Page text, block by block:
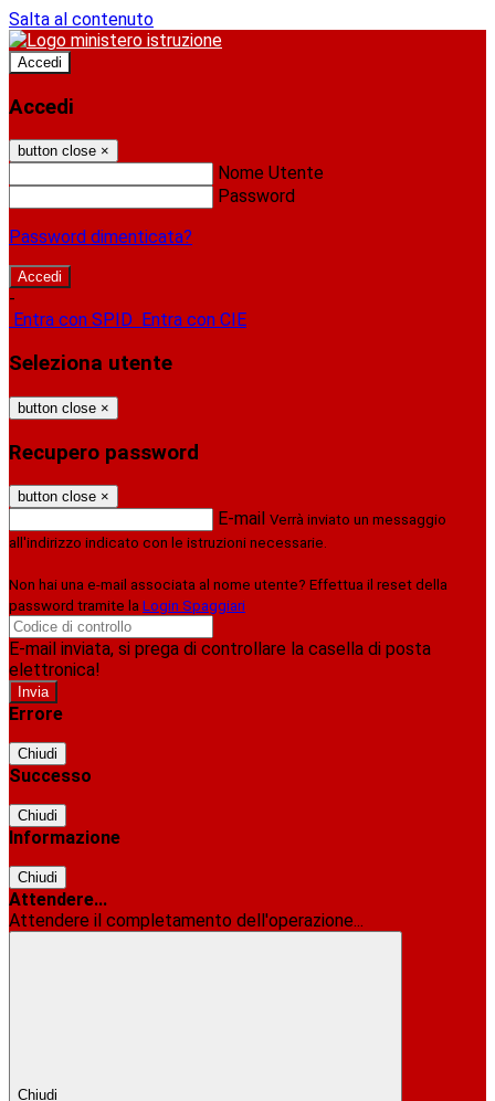
Salta al contenuto
Accedi
Accedi
button close ×
Nome Utente
Password
Password dimenticata?
-
Entra con SPID Entra con CIE
Seleziona utente
button close ×
Recupero password
button close ×
E-mail Verrà inviato un messaggio
all'indirizzo indicato con le istruzioni necessarie.
Non hai una e-mail associata al nome utente? Effettua il reset della
password tramite la Login Spaggiari
E-mail inviata, si prega di controllare la casella di posta
elettronica!
Errore
Chiudi
Successo
Chiudi
Informazione
Chiudi
Attendere...
Attendere il completamento dell'operazione...
Chiudi